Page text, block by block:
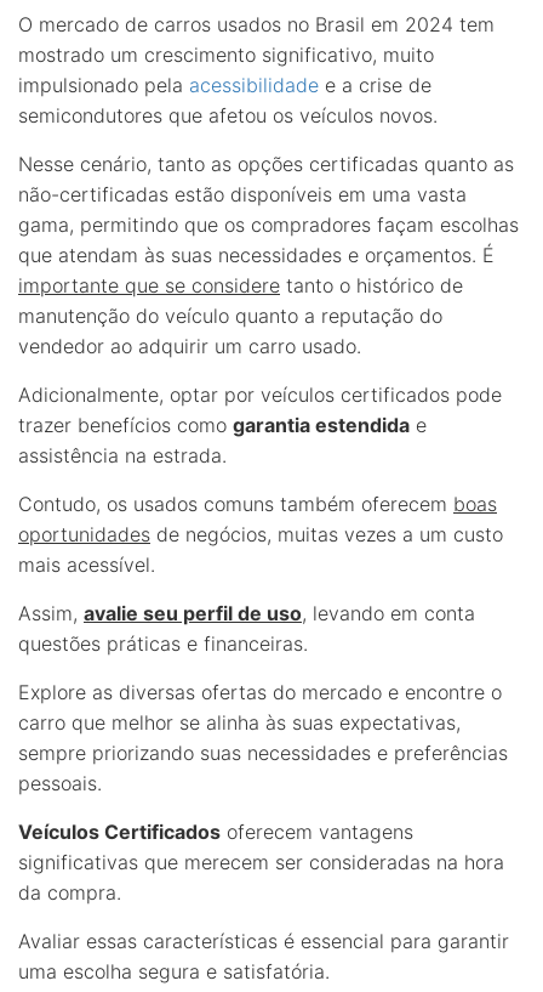
O mercado de carros usados no Brasil em 2024 tem
mostrado um crescimento significativo, muito
impulsionado pela acessibilidade e a crise de
semicondutores que afetou os veículos novos.
Nesse cenário, tanto as opções certificadas quanto as
não-certificadas estão disponíveis em uma vasta
gama, permitindo que os compradores façam escolhas
que atendam às suas necessidades e orçamentos. É
importante que se considere tanto o histórico de
manutenção do veículo quanto a reputação do
vendedor ao adquirir um carro usado.
Adicionalmente, optar por veículos certificados pode
trazer benefícios como garantia estendida e
assistência na estrada.
Contudo, os usados comuns também oferecem boas
oportunidades de negócios, muitas vezes a um custo
mais acessível.
Assim, avalie seu perfil de uso, levando em conta
questões práticas e financeiras.
Explore as diversas ofertas do mercado e encontre o
carro que melhor se alinha às suas expectativas,
sempre priorizando suas necessidades e preferências
pessoais.
Veículos Certificados oferecem vantagens
significativas que merecem ser consideradas na hora
da compra.
Avaliar essas características é essencial para garantir
uma escolha segura e satisfatória.